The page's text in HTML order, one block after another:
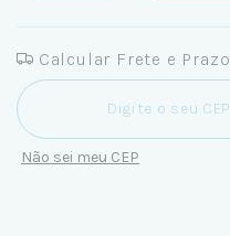
Calcular Frete e Prazo
Entregas para o CEP:
Não sei meu CEP